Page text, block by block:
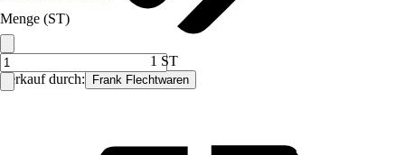
Verkauf durch: Frank Flechtwaren
Menge (ST)
1 ST